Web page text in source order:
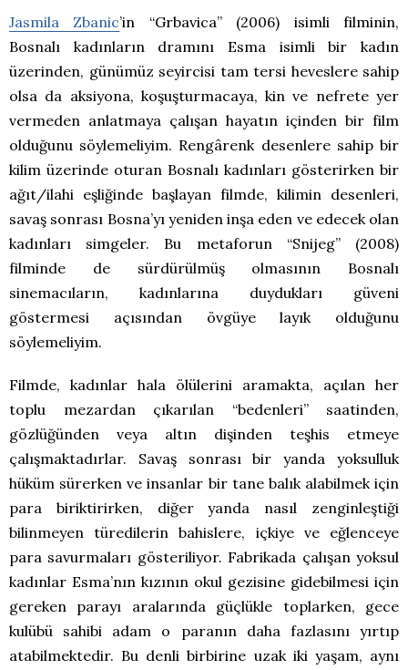
Jasmila Zbanic’in “Grbavica” (2006) isimli filminin,
Bosnalı kadınların dramını Esma isimli bir kadın
üzerinden, günümüz seyircisi tam tersi heveslere sahip
olsa da aksiyona, koşuşturmacaya, kin ve nefrete yer
vermeden anlatmaya çalışan hayatın içinden bir film
olduğunu söylemeliyim. Rengârenk desenlere sahip bir
kilim üzerinde oturan Bosnalı kadınları gösterirken bir
ağıt/ilahi eşliğinde başlayan filmde, kilimin desenleri,
savaş sonrası Bosna’yı yeniden inşa eden ve edecek olan
kadınları simgeler. Bu metaforun “Snijeg” (2008)
filminde de sürdürülmüş olmasının Bosnalı
sinemacıların, kadınlarına duydukları güveni
göstermesi açısından övgüye layık olduğunu
söylemeliyim.
Filmde, kadınlar hala ölülerini aramakta, açılan her
toplu mezardan çıkarılan “bedenleri” saatinden,
gözlüğünden veya altın dişinden teşhis etmeye
çalışmaktadırlar. Savaş sonrası bir yanda yoksulluk
hüküm sürerken ve insanlar bir tane balık alabilmek için
para biriktirirken, diğer yanda nasıl zenginleştiği
bilinmeyen türedilerin bahislere, içkiye ve eğlenceye
para savurmaları gösteriliyor. Fabrikada çalışan yoksul
kadınlar Esma’nın kızının okul gezisine gidebilmesi için
gereken parayı aralarında güçlükle toplarken, gece
kulübü sahibi adam o paranın daha fazlasını yırtıp
atabilmektedir. Bu denli birbirine uzak iki yaşam, aynı